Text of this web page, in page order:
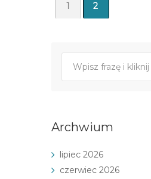
1 2
Archwium
lipiec 2026
czerwiec 2026